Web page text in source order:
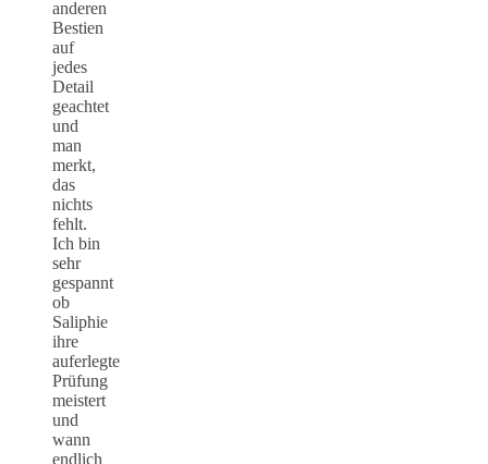
anderen
Bestien
auf
jedes
Detail
geachtet
und
man
merkt,
das
nichts
fehlt.
Ich bin
sehr
gespannt
ob
Saliphie
ihre
auferlegte
Prüfung
meistert
und
wann
endlich